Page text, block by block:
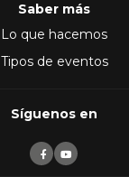
Saber más
Lo que hacemos
Tipos de eventos
Síguenos en